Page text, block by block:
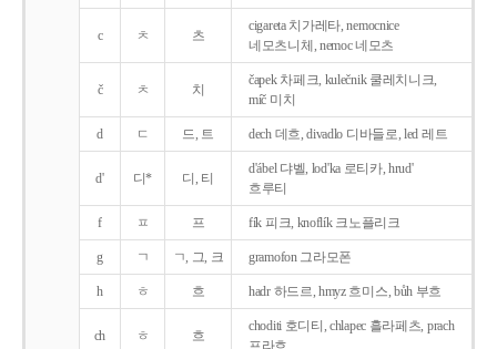
c ㅊ 츠
cigareta 치가레타, nemocnice
네모츠니체, nemoc 네모츠
č ㅊ 치
čapek 차페크, kulečnik 쿨레치니크,
míč 미치
d ㄷ 드, 트 dech 데흐, divadlo 디바들로, led 레트
d' 디* 디, 티
d'ábel 댜벨, lod'ka 로티카, hrud'
흐루티
f ㅍ 프 fík 피크, knoflík 크노플리크
g ㄱ ㄱ, 그, 크 gramofon 그라모폰
h ㅎ 흐 hadr 하드르, hmyz 흐미스, bůh 부흐
ch ㅎ 흐
choditi 호디티, chlapec 흘라페츠, prach
프라흐